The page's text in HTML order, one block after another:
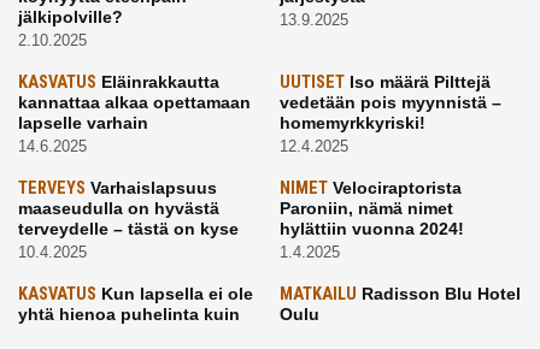
jälkipolville?
2.10.2025
13.9.2025
KASVATUS Eläinrakkautta
kannattaa alkaa opettamaan
lapselle varhain
14.6.2025
UUTISETIso määrä Pilttejä
vedetään pois myynnistä –
homemyrkkyriski!
12.4.2025
TERVEYS Varhaislapsuus
maaseudulla on hyvästä
terveydelle – tästä on kyse
10.4.2025
NIMETVelociraptorista
Paroniin, nämä nimet
hylättiin vuonna 2024!
1.4.2025
KASVATUS Kun lapsella ei ole
yhtä hienoa puhelinta kuin
MATKAILU Radisson Blu Hotel
Oulu